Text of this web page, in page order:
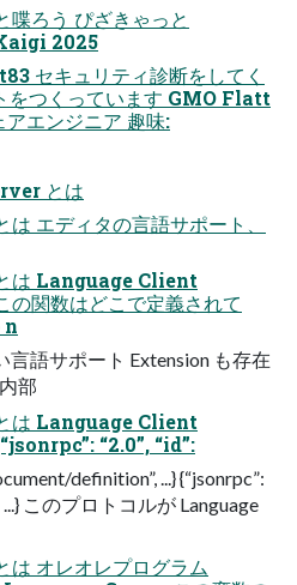
ろう ぴざきゃっと
2025
セキュリティ診断をしてく
をつくっています GMO Flatt
エンジニア 趣味:
とは
エディタの言語サポート、
は Language Client
関数はどこで定義されて
n
言語サポート Extension も存在
部
は Language Client
“2.0”, “id”:
definition”, ...} {“jsonrpc”:
...} このプロトコルが Language
オレオレプログラム